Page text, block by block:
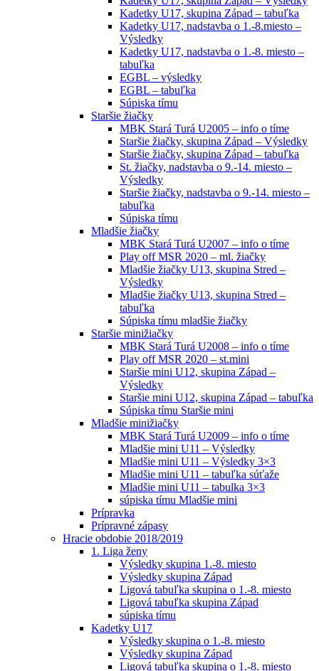
Kadetky U17, skupina Západ – tabuľka
Kadetky U17, nadstavba o 1.-8.miesto –
Výsledky
Kadetky U17, nadstavba o 1.-8. miesto –
tabuľka
EGBL – výsledky
EGBL – tabuľka
Súpiska tímu
Staršie žiačky
MBK Stará Turá U2005 – info o tíme
Staršie žiačky, skupina Západ – Výsledky
Staršie žiačky, skupina Západ – tabuľka
St. žiačky, nadstavba o 9.-14. miesto –
Výsledky
Staršie žiačky, nadstavba o 9.-14. miesto –
tabuľka
Súpiska tímu
Mladšie žiačky
MBK Stará Turá U2007 – info o tíme
Play off MSR 2020 – ml. žiačky
Mladšie žiačky U13, skupina Stred –
Výsledky
Mladšie žiačky U13, skupina Stred –
tabuľka
Súpiska tímu mladšie žiačky
Staršie minižiačky
MBK Stará Turá U2008 – info o tíme
Play off MSR 2020 – st.mini
Staršie mini U12, skupina Západ –
Výsledky
Staršie mini U12, skupina Západ – tabuľka
Súpiska tímu Staršie mini
Mladšie minižiačky
MBK Stará Turá U2009 – info o tíme
Mladšie mini U11 – Výsledky
Mladšie mini U11 – Výsledky 3×3
Mladšie mini U11 – tabuľka súťaže
Mladšie mini U11 – tabulka 3×3
súpiska tímu Mladšie mini
Prípravka
Prípravné zápasy
Hracie obdobie 2018/2019
1. Liga ženy
Výsledky skupina 1.-8. miesto
Výsledky skupina Západ
Ligová tabuľka skupina o 1.-8. miesto
Ligová tabuľka skupina Západ
súpiska tímu
Kadetky U17
Výsledky skupina o 1.-8. miesto
Výsledky skupina Západ
Ligová tabuľka skupina o 1.-8. miesto